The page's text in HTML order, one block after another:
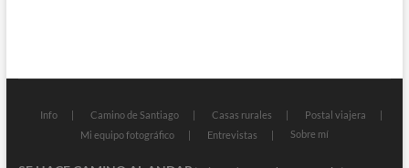
Info Camino de Santiago Casas rurales
Postal viajera
Mi equipo fotográfico
Entrevistas Sobre mí